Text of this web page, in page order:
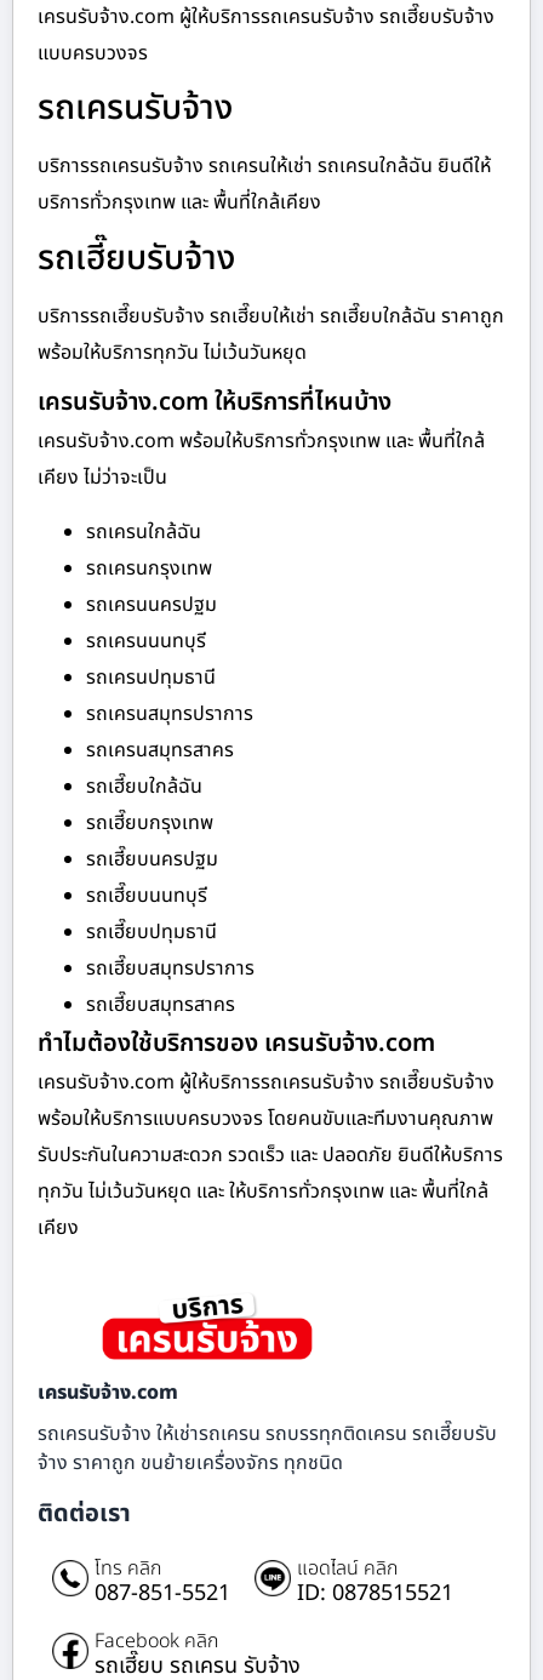
เครนรับจ้าง.com ผู้ให้บริการรถเครนรับจ้าง รถเฮี๊ยบรับจ้าง
แบบครบวงจร
รถเครนรับจ้าง
บริการรถเครนรับจ้าง รถเครนให้เช่า รถเครนใกล้ฉัน ยินดีให้
บริการทั่วกรุงเทพ และ พื้นที่ใกล้เคียง
รถเฮี๊ยบรับจ้าง
บริการรถเฮี๊ยบรับจ้าง รถเฮี๊ยบให้เช่า รถเฮี๊ยบใกล้ฉัน ราคาถูก
พร้อมให้บริการทุกวัน ไม่เว้นวันหยุด
เครนรับจ้าง.com ให้บริการที่ไหนบ้าง
เครนรับจ้าง.com พร้อมให้บริการทั่วกรุงเทพ และ พื้นที่ใกล้
เคียง ไม่ว่าจะเป็น
รถเครนใกล้ฉัน
รถเครนกรุงเทพ
รถเครนนครปฐม
รถเครนนนทบุรี
รถเครนปทุมธานี
รถเครนสมุทรปราการ
รถเครนสมุทรสาคร
รถเฮี๊ยบใกล้ฉัน
รถเฮี๊ยบกรุงเทพ
รถเฮี๊ยบนครปฐม
รถเฮี๊ยบนนทบุรี
รถเฮี๊ยบปทุมธานี
รถเฮี๊ยบสมุทรปราการ
รถเฮี๊ยบสมุทรสาคร
ทำไมต้องใช้บริการของ เครนรับจ้าง.com
เครนรับจ้าง.com ผู้ให้บริการรถเครนรับจ้าง รถเฮี๊ยบรับจ้าง
พร้อมให้บริการแบบครบวงจร โดยคนขับและทีมงานคุณภาพ
รับประกันในความสะดวก รวดเร็ว และ ปลอดภัย ยินดีให้บริการ
ทุกวัน ไม่เว้นวันหยุด และ ให้บริการทั่วกรุงเทพ และ พื้นที่ใกล้
เคียง
เครนรับจ้าง.com
รถเครนรับจ้าง ให้เช่ารถเครน รถบรรทุกติดเครน รถเฮี๊ยบรับ
จ้าง ราคาถูก ขนย้ายเครื่องจักร ทุกชนิด
ติดต่อเรา
โทร คลิก
087-851-5521
แอดไลน์ คลิก
ID: 0878515521
Facebook คลิก
รถเฮี๊ยบ รถเครน รับจ้าง